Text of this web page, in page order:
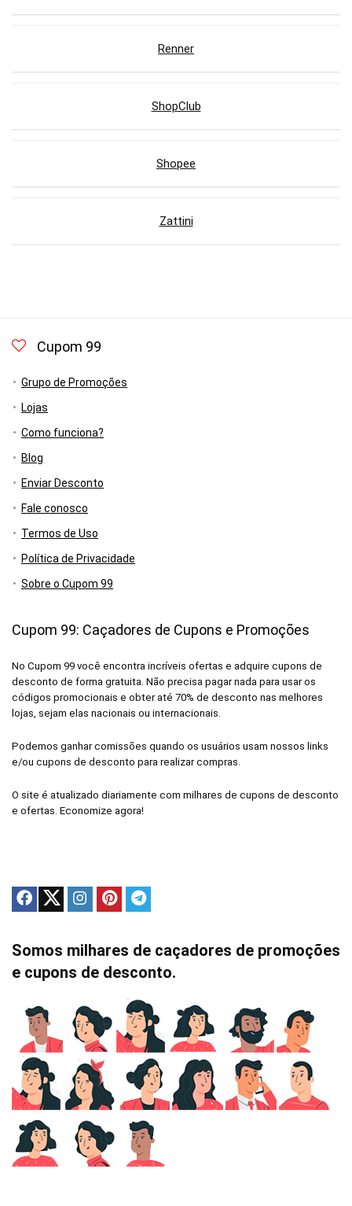
Renner
ShopClub
Shopee
Zattini
Cupom 99
Grupo de Promoções
Lojas
Como funciona?
Blog
Enviar Desconto
Fale conosco
Termos de Uso
Política de Privacidade
Sobre o Cupom 99
Cupom 99: Caçadores de Cupons e Promoções
No Cupom 99 você encontra incríveis ofertas e adquire cupons de
desconto de forma gratuita. Não precisa pagar nada para usar os
códigos promocionais e obter até 70% de desconto nas melhores
lojas, sejam elas nacionais ou internacionais.
Podemos ganhar comissões quando os usuários usam nossos links
e/ou cupons de desconto para realizar compras.
O site é atualizado diariamente com milhares de cupons de desconto
e ofertas. Economize agora!
Somos milhares de caçadores de promoções
e cupons de desconto.